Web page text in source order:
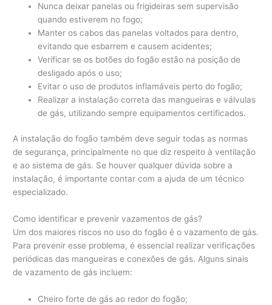
Nunca deixar panelas ou frigideiras sem supervisão
quando estiverem no fogo;
Manter os cabos das panelas voltados para dentro,
evitando que esbarrem e causem acidentes;
Verificar se os botões do fogão estão na posição de
desligado após o uso;
Evitar o uso de produtos inflamáveis perto do fogão;
Realizar a instalação correta das mangueiras e válvulas
de gás, utilizando sempre equipamentos certificados.
A instalação do fogão também deve seguir todas as normas
de segurança, principalmente no que diz respeito à ventilação
e ao sistema de gás. Se houver qualquer dúvida sobre a
instalação, é importante contar com a ajuda de um técnico
especializado.
Como identificar e prevenir vazamentos de gás?
Um dos maiores riscos no uso do fogão é o vazamento de gás.
Para prevenir esse problema, é essencial realizar verificações
periódicas das mangueiras e conexões de gás. Alguns sinais
de vazamento de gás incluem:
Cheiro forte de gás ao redor do fogão;